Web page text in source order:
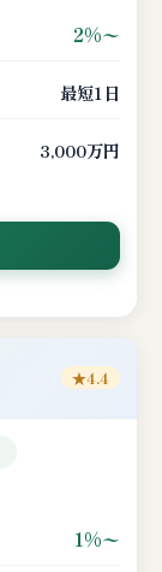
2%〜
最短1日
3,000万円
★4.4
1%〜